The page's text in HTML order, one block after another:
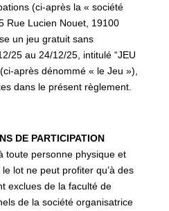
(ci-après la « société
Rue Lucien Nouet, 19100
un jeu gratuit sans
25 au 24/12/25, intitulé “JEU
(ci-après dénommé « le Jeu »),
dans le présent règlement.
DE PARTICIPATION
toute personne physique et
lot ne peut profiter qu’à des
exclues de la faculté de
de la société organisatrice